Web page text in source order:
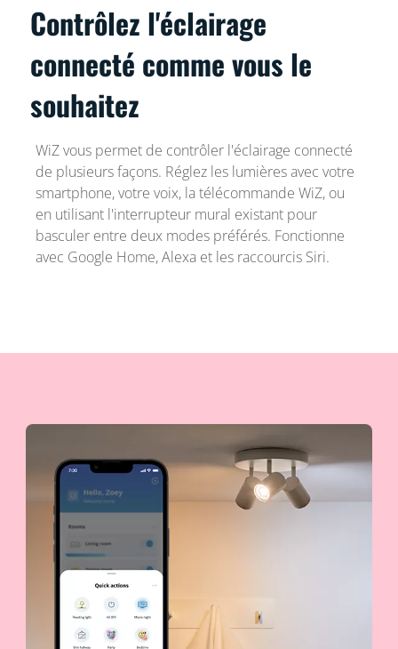
Contrôlez l'éclairage
connecté comme vous le
souhaitez
WiZ vous permet de contrôler l'éclairage connecté
de plusieurs façons. Réglez les lumières avec votre
smartphone, votre voix, la télécommande WiZ, ou
en utilisant l'interrupteur mural existant pour
basculer entre deux modes préférés. Fonctionne
avec Google Home, Alexa et les raccourcis Siri.